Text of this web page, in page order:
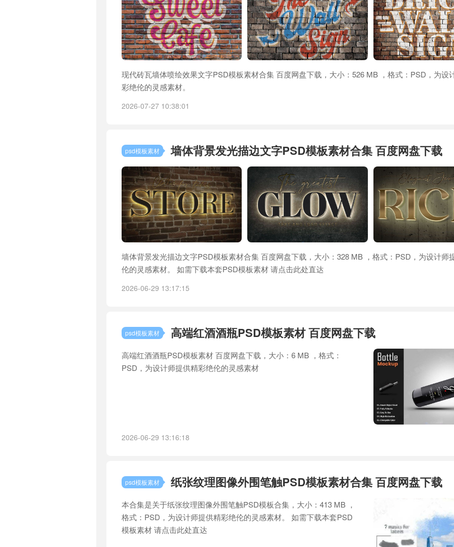
现代砖瓦墙体喷绘效果文字PSD模板素材合集 百度网盘下载，大小：526 MB ，格式：PSD，为设
彩绝伦的灵感素材。
2026-07-27 10:38:01
psd模板素材 墙体背景发光描边文字PSD模板素材合集 百度网盘下载
墙体背景发光描边文字PSD模板素材合集 百度网盘下载，大小：328 MB ，格式：PSD，为设计师
伦的灵感素材。 如需下载本套PSD模板素材 请点击此处直达
2026-06-29 13:17:15
psd模板素材 高端红酒酒瓶PSD模板素材 百度网盘下载
高端红酒酒瓶PSD模板素材 百度网盘下载，大小：6 MB ，格式：
PSD，为设计师提供精彩绝伦的灵感素材
2026-06-29 13:16:18
psd模板素材 纸张纹理图像外围笔触PSD模板素材合集 百度网盘下载
本合集是关于纸张纹理图像外围笔触PSD模板合集，大小：413 MB ，
格式：PSD，为设计师提供精彩绝伦的灵感素材。 如需下载本套PSD
模板素材 请点击此处直达